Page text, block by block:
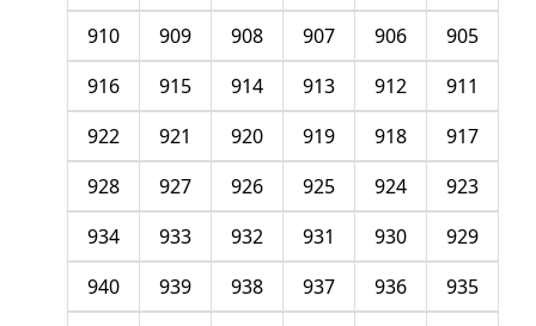
905
906
907
908
909
910
911
912
913
914
915
916
917
918
919
920
921
922
923
924
925
926
927
928
929
930
931
932
933
934
935
936
937
938
939
940